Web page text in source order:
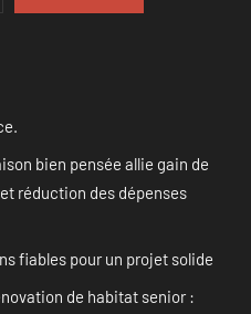
bien pensée allie gain de
réduction des dépenses
fiables pour un projet solide
de habitat senior :